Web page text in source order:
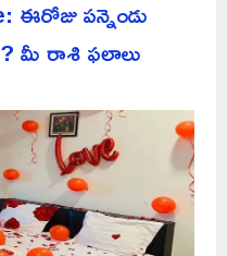
పన్నెండు
మీ రాశి ఫలాలు